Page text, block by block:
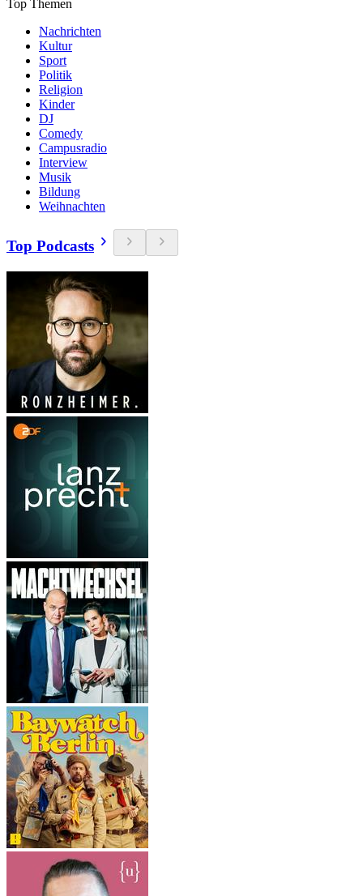
Top Themen
Nachrichten
Kultur
Sport
Politik
Religion
Kinder
DJ
Comedy
Campusradio
Interview
Musik
Bildung
Weihnachten
Top Podcasts